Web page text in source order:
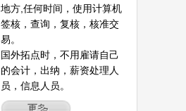
地方,任何时间，使用计算机
签核，查询，复核，核准交
易。
国外拓点时，不用雇请自己
的会计，出纳，薪资处理人
员，信息人员。